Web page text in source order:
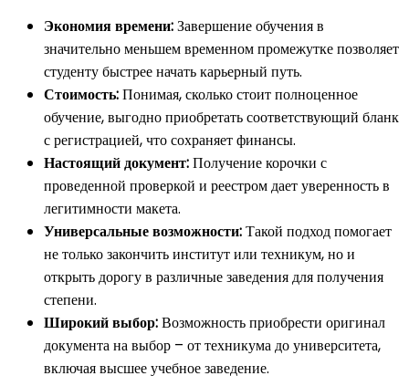
Экономия времени:Завершение обучения в
значительно меньшем временном промежутке позволяет
студенту быстрее начать карьерный путь.
Стоимость:Понимая, сколько стоит полноценное
обучение, выгодно приобретать соответствующий бланк
с регистрацией, что сохраняет финансы.
Настоящий документ:Получение корочки с
проведенной проверкой и реестром дает уверенность в
легитимности макета.
Универсальные возможности:Такой подход помогает
не только закончить институт или техникум, но и
открыть дорогу в различные заведения для получения
степени.
Широкий выбор:Возможность приобрести оригинал
документа на выбор – от техникума до университета,
включая высшее учебное заведение.